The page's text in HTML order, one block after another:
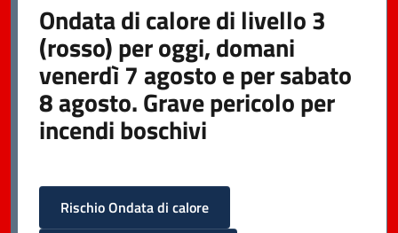
Ondata di calore di livello 3
(rosso) per oggi, domani
venerdì 7 agosto e per sabato
8 agosto. Grave pericolo per
incendi boschivi
Rischio Ondata di calore